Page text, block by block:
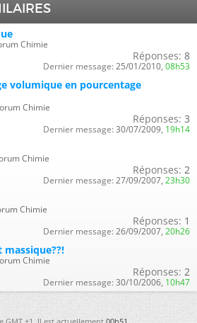
Chimie
Réponses: 8
Dernier message: 25/01/2010, 08h53
volumique en pourcentage
Chimie
Réponses: 3
Dernier message: 30/07/2009, 19h14
Chimie
Réponses: 2
Dernier message: 27/09/2007, 23h30
Chimie
Réponses: 1
Dernier message: 26/09/2007, 20h26
Chimie
Réponses: 2
Dernier message: 30/10/2006, 10h47